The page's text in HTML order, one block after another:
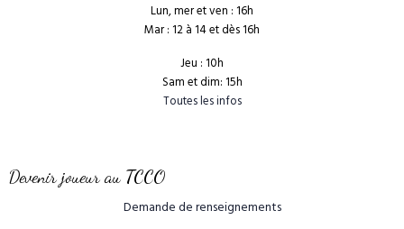
Lun, mer et ven : 16h
Mar : 12 à 14 et dès 16h
Jeu : 10h
Sam et dim: 15h
Toutes les infos
Devenir joueur au TCCO
Demande de renseignements